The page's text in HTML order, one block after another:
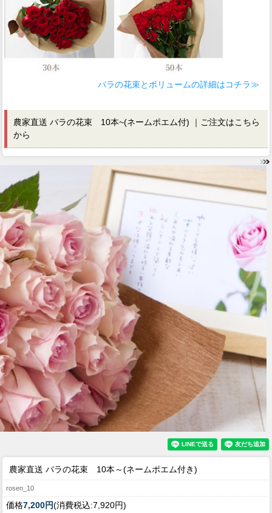
バラの花束とボリュームの詳細はコチラ≫
農家直送 バラの花束 10本~(ネームポエム付) ｜ ご注文はこちら
から
農家直送 バラの花束 10本～(ネームポエム付き)
rosen_10
価格7,200円(消費税込:7,920円)